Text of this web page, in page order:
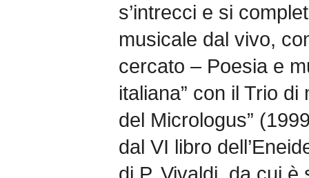
s’intrecci e si
musicale dal vivo,
cercato – Poesia e
italiana” con il Trio
del Micrologus”
dal VI libro